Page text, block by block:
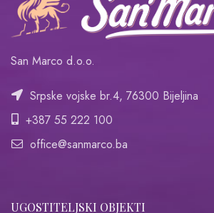
San Marco d.o.o.
Srpske vojske br.4, 76300 Bijeljina
+387 55 222 100
office@sanmarco.ba
UGOSTITELJSKI OBJEKTI